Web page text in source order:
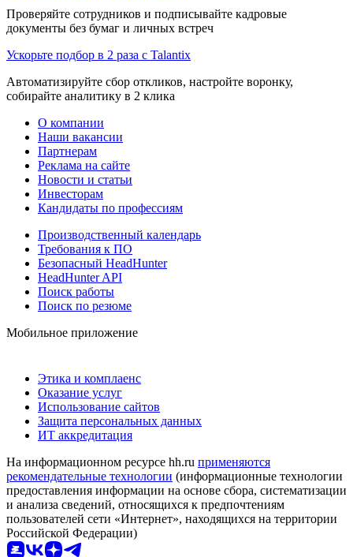
Проверяйте сотрудников и подписывайте кадровые
документы без бумаг и личных встреч
Ускорьте подбор в 2 раза с Talantix
Автоматизируйте сбор откликов, настройте воронку,
собирайте аналитику в 2 клика
О компании
Наши вакансии
Партнерам
Реклама на сайте
Новости и статьи
Инвесторам
Кандидаты по профессиям
Производственный календарь
Требования к ПО
Безопасный HeadHunter
HeadHunter API
Поиск работы
Поиск по резюме
Мобильное приложение
Этика и комплаенс
Оказание услуг
Использование сайтов
Защита персональных данных
ИТ аккредитация
На информационном ресурсе hh.ru применяются
рекомендательные технологии (информационные технологии
предоставления информации на основе сбора, систематизации
и анализа сведений, относящихся к предпочтениям
пользователей сети «Интернет», находящихся на территории
Российской Федерации)